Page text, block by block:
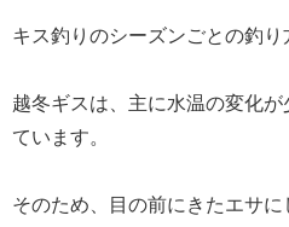
キス釣りのシーズンごとの釣り
越冬ギスは、主に水温の変化が
ています。
そのため、目の前にきたエサに